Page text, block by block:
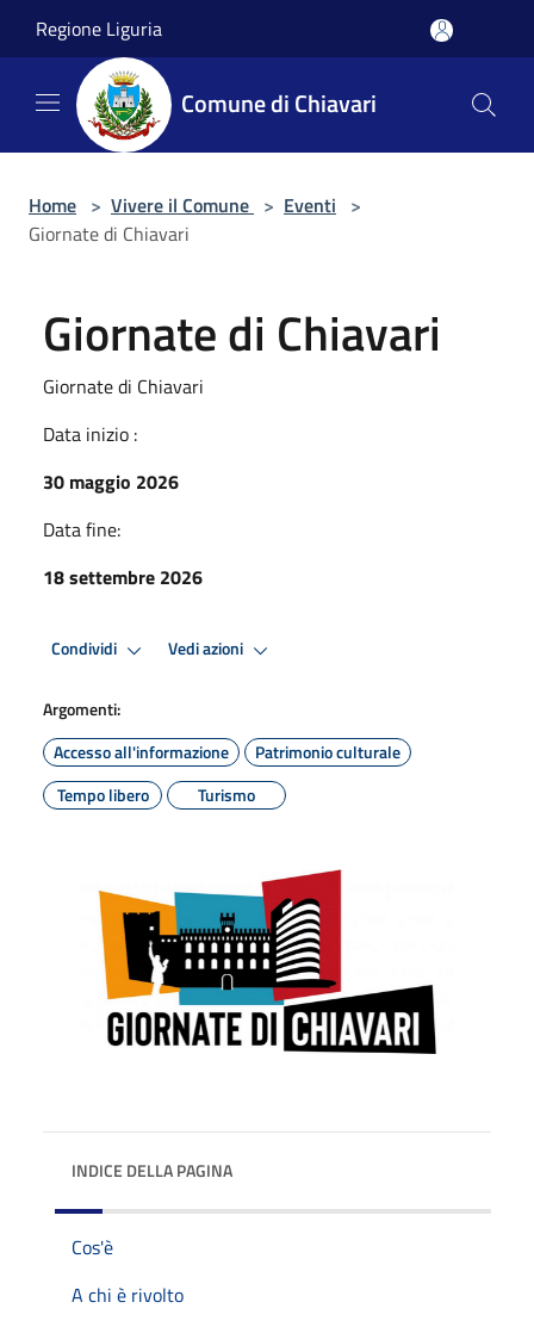
Regione Liguria
Comune di Chiavari
Home > Vivere il Comune > Eventi >
Giornate di Chiavari
Giornate di Chiavari
Giornate di Chiavari
Data inizio :
30 maggio 2026
Data fine:
18 settembre 2026
Condividi Vedi azioni
Argomenti:
Accesso all'informazione
Patrimonio culturale
Tempo libero
Turismo
INDICE DELLA PAGINA
Cos'è
A chi è rivolto